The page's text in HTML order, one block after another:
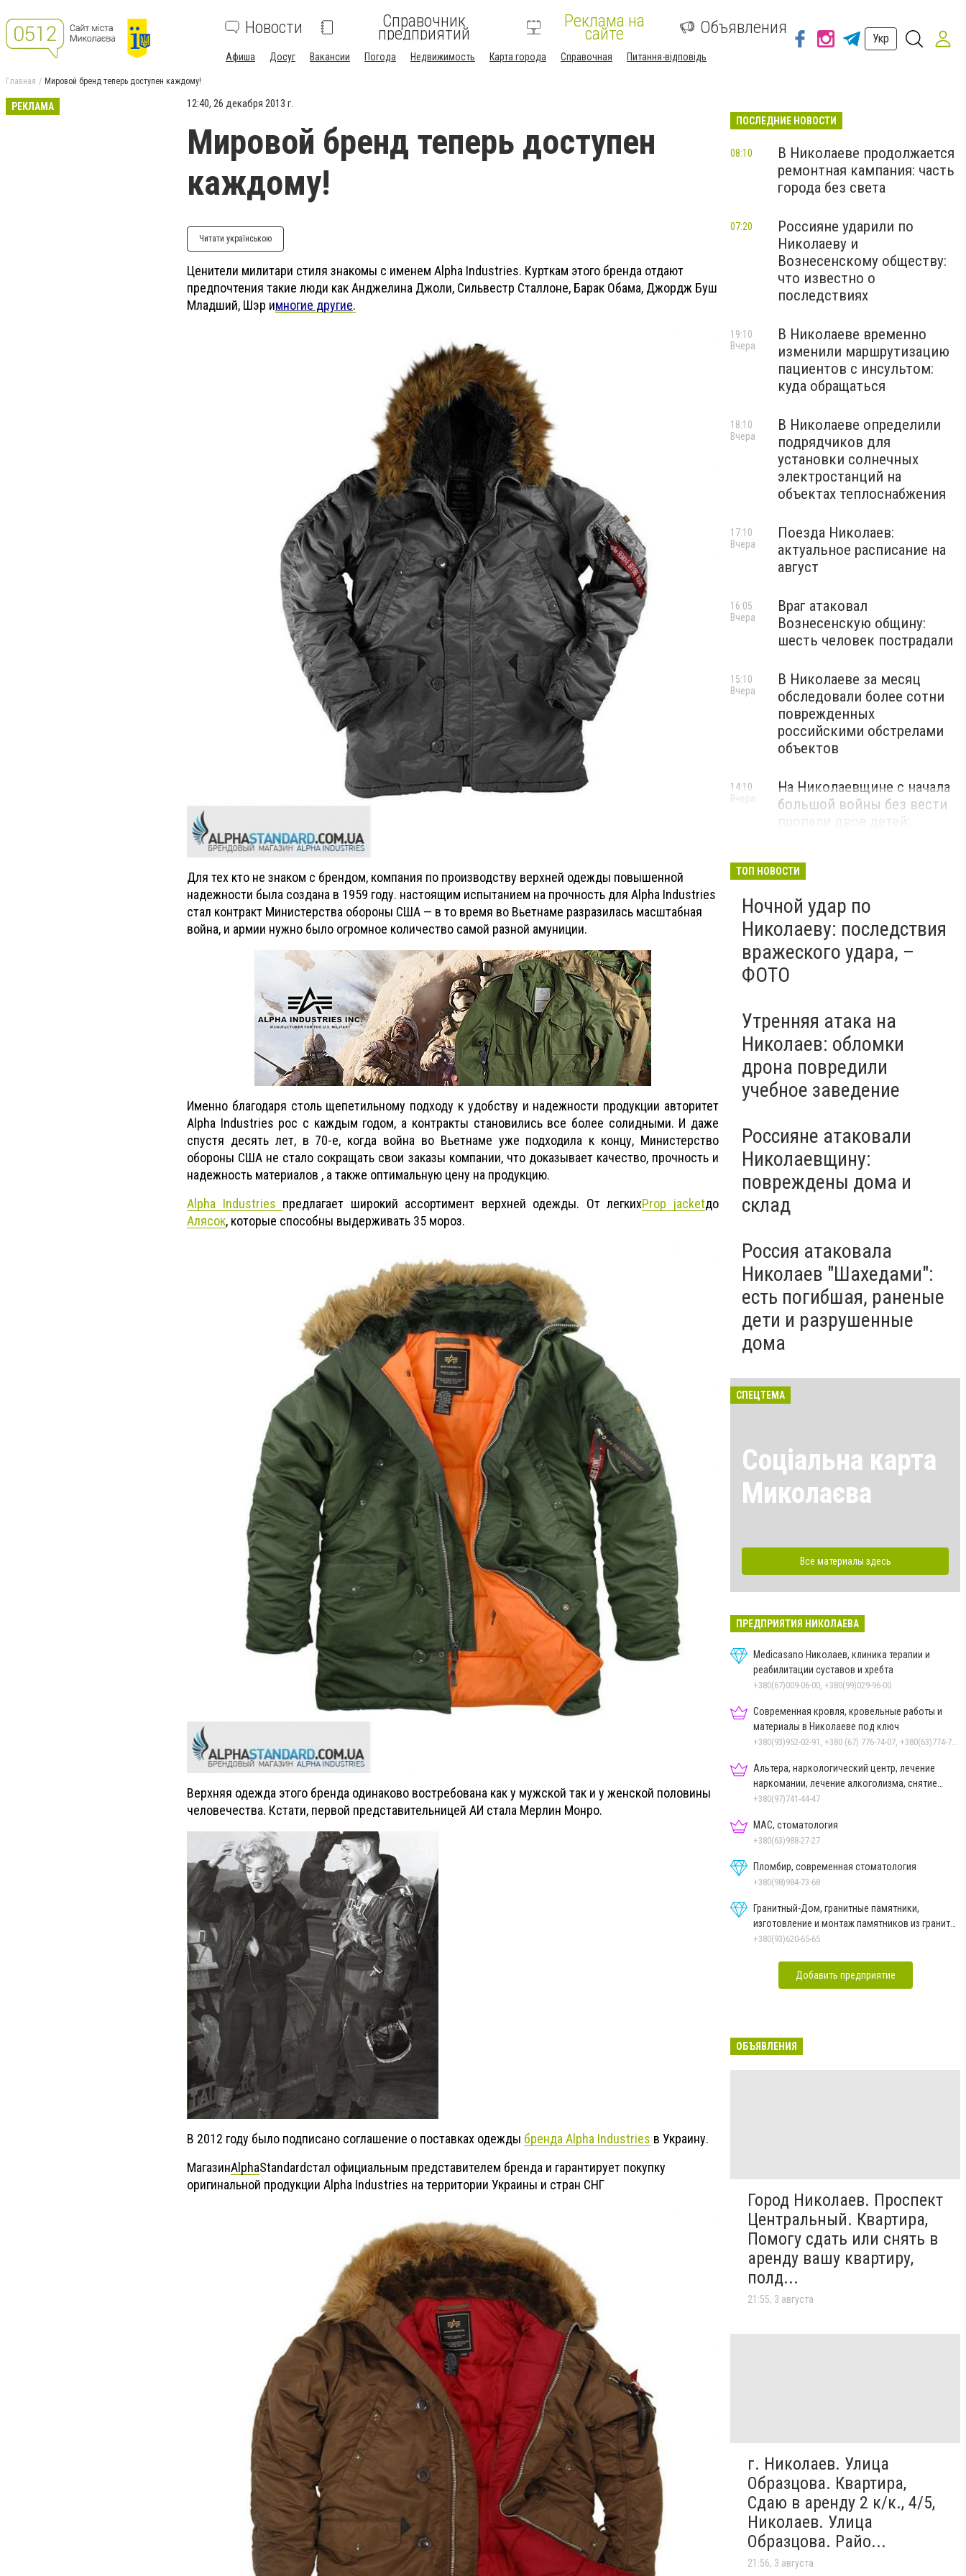
Новости Справочник
предприятий
Реклама на
сайте Объявления
Афиша Досуг Вакансии Погода Недвижимость Карта города Справочная Питання-відповідь
Укр
Главная Мировой бренд теперь доступен каждому!
РЕКЛАМА 12:40, 26 декабря 2013 г.
Мировой бренд теперь доступен
каждому!
Читати українською
Ценители милитари стиля знакомы с именем Alpha Industries. Курткам этого бренда отдают
предпочтения такие люди как Анджелина Джоли, Сильвестр Сталлоне, Барак Обама, Джордж Буш
Младший, Шэр имногие другие.
Для тех кто не знаком с брендом, компания по производству верхней одежды повышенной
надежности была создана в 1959 году. настоящим испытанием на прочность для Alpha Industries
стал контракт Министерства обороны США — в то время во Вьетнаме разразилась масштабная
война, и армии нужно было огромное количество самой разной амуниции.
Именно благодаря столь щепетильному подходу к удобству и надежности продукции авторитет
Alpha Industries рос с каждым годом, а контракты становились все более солидными. И даже
спустя десять лет, в 70-е, когда война во Вьетнаме уже подходила к концу, Министерство
обороны США не стало сокращать свои заказы компании, что доказывает качество, прочность и
надежность материалов , а также оптимальную цену на продукцию.
Alpha Industries предлагает широкий ассортимент верхней одежды. От легкихProp jacketдо
Алясок, которые способны выдерживать 35 мороз.
Верхняя одежда этого бренда одинаково востребована как у мужской так и у женской половины
человечества. Кстати, первой представительницей АИ стала Мерлин Монро.
В 2012 году было подписано соглашение о поставках одежды бренда Alpha Industries в Украину.
МагазинAlphaStandardстал официальным представителем бренда и гарантирует покупку
оригинальной продукции Alpha Industries на территории Украины и стран СНГ
ПОСЛЕДНИЕ НОВОСТИ
В Николаеве продолжается
ремонтная кампания: часть
города без света
08:10
Россияне ударили по
Николаеву и
Вознесенскому обществу:
что известно о
последствиях
07:20
В Николаеве временно
изменили маршрутизацию
пациентов с инсультом:
куда обращаться
19:10
Вчера
В Николаеве определили
подрядчиков для
установки солнечных
электростанций на
объектах теплоснабжения
18:10
Вчера
Поезда Николаев:
актуальное расписание на
август
17:10
Вчера
Враг атаковал
Вознесенскую общину:
шесть человек пострадали
16:05
Вчера
В Николаеве за месяц
обследовали более сотни
поврежденных
российскими обстрелами
объектов
15:10
Вчера
На Николаевщине с начала
большой войны без вести
пропали двое детей:
14:10
Вчера
ТОП НОВОСТИ
Ночной удар по
Николаеву: последствия
вражеского удара, –
ФОТО
Утренняя атака на
Николаев: обломки
дрона повредили
учебное заведение
Россияне атаковали
Николаевщину:
повреждены дома и
склад
Россия атаковала
Николаев "Шахедами":
есть погибшая, раненые
дети и разрушенные
дома
СПЕЦТЕМА
Соціальна карта
Миколаєва
Все материалы здесь
ПРЕДПРИЯТИЯ НИКОЛАЕВА
Medicasano Николаев, клиника терапии и
реабилитации суставов и хребта
+380(67)009-06-00, +380(99)029-96-00
Современная кровля, кровельные работы и
материалы в Николаеве под ключ
Альтера, наркологический центр, лечение
наркомании, лечение алкоголизма, снятие
ломки
+380(97)741-44-47
МАС, стоматология
+380(63)988-27-27
Пломбир, современная стоматология
+380(98)984-73-68
Гранитный-Дом, гранитные памятники,
изготовление и монтаж памятников из гранита
в Николаеве
+380(93)620-65-65
Добавить предприятие
ОБЪЯВЛЕНИЯ
Город Николаев. Проспект
Центральный. Квартира,
Помогу сдать или снять в
аренду вашу квартиру,
полд...
21:55, 3 августа
г. Николаев. Улица
Образцова. Квартира,
Сдаю в аренду 2 к/к., 4/5,
Николаев. Улица
Образцова. Райо...
21:56, 3 августа